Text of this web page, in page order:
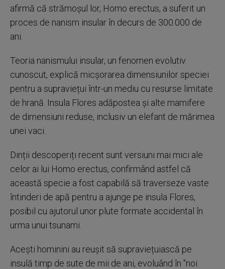
afirmă că strămoșul lor, Homo erectus, a suferit un
proces de nanism insular în decurs de 300.000 de
ani.
Teoria nanismului insular, un fenomen evolutiv
cunoscut, explică micșorarea dimensiunilor speciei
pentru a supraviețui într-un mediu cu resurse limitate
de hrană. Insula Flores adăpostea și alte mamifere
de dimensiuni reduse, inclusiv un elefant de mărimea
unei vaci.
Dinții descoperiți recent sunt versiuni mai mici ale
celor ai lui Homo erectus, confirmând astfel că
această specie a fost capabilă să traverseze vaste
întinderi de apă pentru a ajunge pe insula Flores,
posibil cu ajutorul unor plute formate accidental în
urma unui tsunami.
Acești hominini au reușit să supraviețuiască pe
insulă timp de sute de mii de ani, evoluând în "noi